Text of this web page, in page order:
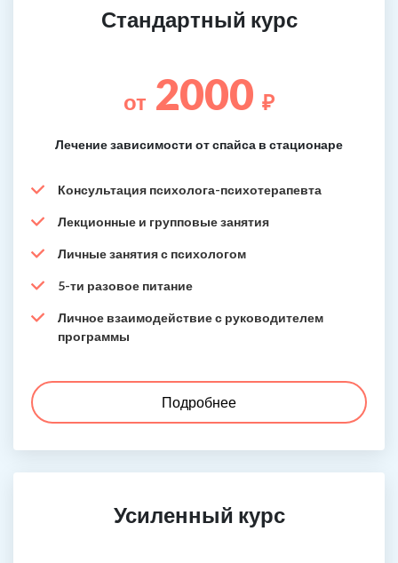
Стандартный курс
от 2000 ₽
Лечение зависимости от спайса в стационаре
Консультация психолога-психотерапевта
Лекционные и групповые занятия
Личные занятия с психологом
5-ти разовое питание
Личное взаимодействие с руководителем
программы
Подробнее
Усиленный курс